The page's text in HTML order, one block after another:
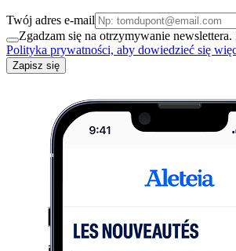
Twój adres e-mail
Zgadzam się na otrzymywanie newslettera.
Polityka prywatności, aby dowiedzieć się
Zapisz się